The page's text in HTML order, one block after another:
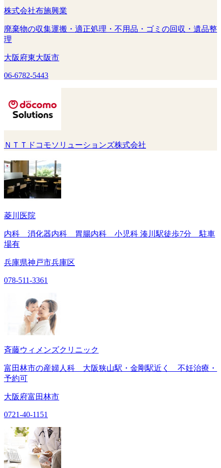
株式会社布施興業
廃棄物の収集運搬・適正処理・不用品・ゴミの回収・遺品整
理
大阪府東大阪市
06-6782-5443
ＮＴＴドコモソリューションズ株式会社
菱川医院
内科 消化器内科 胃腸内科 小児科 湊川駅徒歩7分 駐車
場有
兵庫県神戸市兵庫区
078-511-3361
斉藤ウィメンズクリニック
富田林市の産婦人科 大阪狭山駅・金剛駅近く 不妊治療・
予約可
大阪府富田林市
0721-40-1151